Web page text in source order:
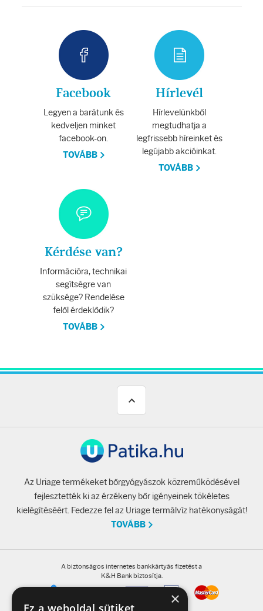
Facebook
Legyen a barátunk és
kedveljen minket
facebook-on.
TOVÁBB
Hírlevél
Hírlevelünkből
megtudhatja a
legfrissebb híreinket és
legújabb akcióinkat.
TOVÁBB
Kérdése van?
Információra, technikai
segítségre van
szüksége? Rendelése
felől érdeklődik?
TOVÁBB
Az Uriage termékeket bőrgyógyászok közreműködésével
fejlesztették ki az érzékeny bőr igényeinek tökéletes
kielégítéséért. Fedezze fel az Uriage termálvíz hatékonyságát!
TOVÁBB
A biztonságos internetes bankkártyás fizetést a
K&H Bank biztosítja.
×
Ez a weboldal sütiket